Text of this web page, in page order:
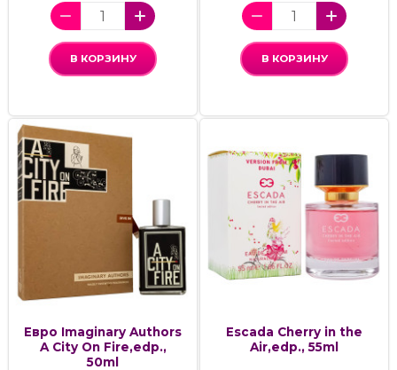
В КОРЗИНУ В КОРЗИНУ
Евро Imaginary Authors
A City On Fire,edp.,
50ml
Escada Cherry in the
Air,edp., 55ml